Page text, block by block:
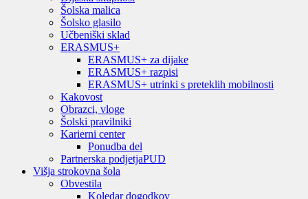
Šolska malica
Šolsko glasilo
Učbeniški sklad
ERASMUS+
ERASMUS+ za dijake
ERASMUS+ razpisi
ERASMUS+ utrinki s preteklih mobilnosti
Kakovost
Obrazci, vloge
Šolski pravilniki
Karierni center
Ponudba del
Partnerska podjetjaPUD
Višja strokovna šola
Obvestila
Koledar dogodkov